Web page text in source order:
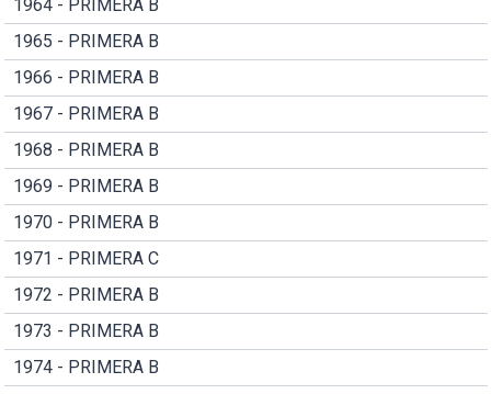
1964 - PRIMERA B
1965 - PRIMERA B
1966 - PRIMERA B
1967 - PRIMERA B
1968 - PRIMERA B
1969 - PRIMERA B
1970 - PRIMERA B
1971 - PRIMERA C
1972 - PRIMERA B
1973 - PRIMERA B
1974 - PRIMERA B